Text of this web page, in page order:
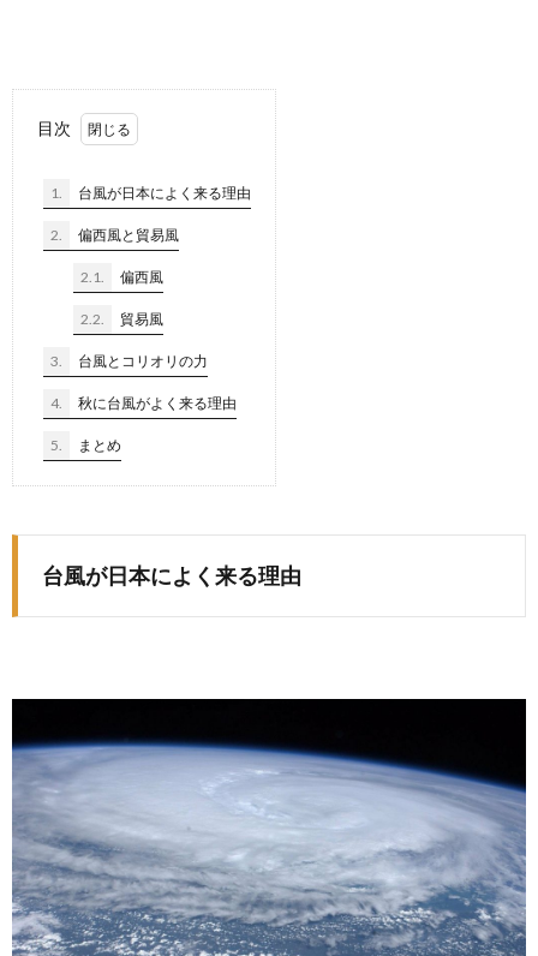
目次
1. 台風が日本によく来る理由
2. 偏西風と貿易風
2.1. 偏西風
2.2. 貿易風
3. 台風とコリオリの力
4. 秋に台風がよく来る理由
5. まとめ
台風が日本によく来る理由